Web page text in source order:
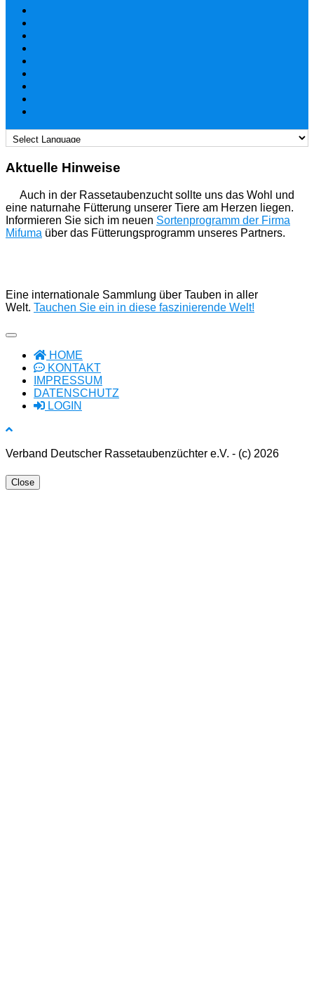
Aktuelle Hinweise
Auch in der Rassetaubenzucht sollte uns das Wohl und
eine naturnahe Fütterung unserer Tiere am Herzen liegen.
Informieren Sie sich im neuen Sortenprogramm der Firma
Mifuma über das Fütterungsprogramm unseres Partners.
Eine internationale Sammlung über Tauben in aller
Welt. Tauchen Sie ein in diese faszinierende Welt!
HOME
KONTAKT
IMPRESSUM
DATENSCHUTZ
LOGIN
Verband Deutscher Rassetaubenzüchter e.V. - (c) 2026
Close